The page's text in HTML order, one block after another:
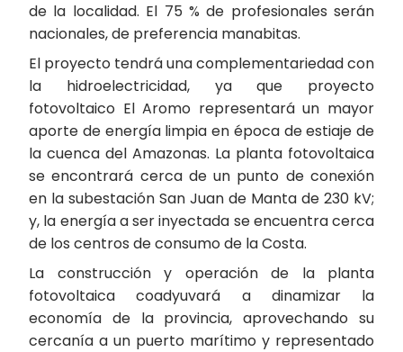
de la localidad. El 75 % de profesionales serán
nacionales, de preferencia manabitas.
El proyecto tendrá una complementariedad con
la hidroelectricidad, ya que proyecto
fotovoltaico El Aromo representará un mayor
aporte de energía limpia en época de estiaje de
la cuenca del Amazonas. La planta fotovoltaica
se encontrará cerca de un punto de conexión
en la subestación San Juan de Manta de 230 kV;
y, la energía a ser inyectada se encuentra cerca
de los centros de consumo de la Costa.
La construcción y operación de la planta
fotovoltaica coadyuvará a dinamizar la
economía de la provincia, aprovechando su
cercanía a un puerto marítimo y representado